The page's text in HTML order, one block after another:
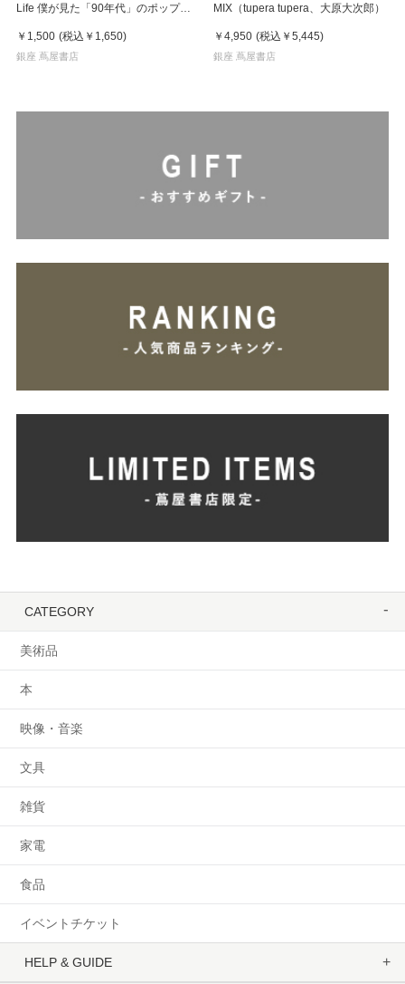
Life 僕が見た「90年代」のポップカ
￥1,500 (税込 ￥1,650)
銀座 蔦屋書店
MIX（tupera tupera、大原大次郎）
￥4,950 (税込 ￥5,445)
銀座 蔦屋書店
CATEGORY
美術品
本
映像・音楽
文具
雑貨
家電
食品
イベントチケット
HELP & GUIDE